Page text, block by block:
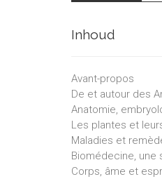
Inhoud
Avant-propos
De et autour des
Anatomie,
Les plantes et
Maladies et
Biomédecine, une
Corps, âme et